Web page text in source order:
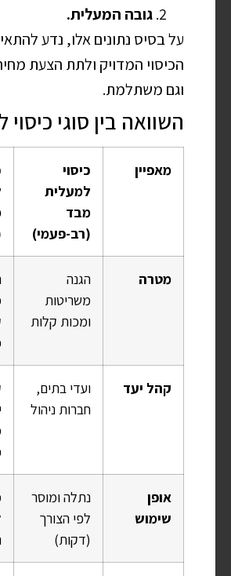
גובה המעלית.
על בסיס נתונים אלו, נדע
הכיסוי המדויק ולתת הצעת
וגם משתלמת.
השוואה בין סוגי
מאפיין
כיסוי
למעלית
מבד
(רב-פעמי)
מטרה
הגנה
משריטות
ומכות קלות
קהל יעד
ועדי בתים,
חברות ניהול
אופן
שימוש
נתלה ומוסר
לפי הצורך
(דקות)